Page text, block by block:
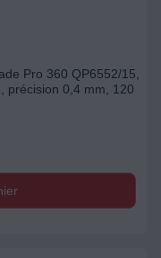
Pro 360 QP6552/15,
précision 0,4 mm, 120